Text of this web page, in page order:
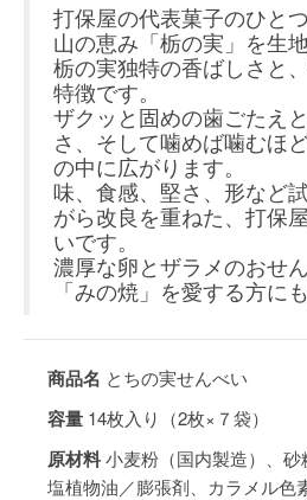
打保屋の代表菓子のひとつ
山の恵み「栃の実」を生
栃の実独特の香ばしさと
特徴です。
ザクッと固めの歯ごたえ
さ、そして噛めば噛むほ
の中に広がります。
味、食感、堅さ、形など
がら改良を重ねた、打保
いです。
濃厚な卵とザラメのおせ
「みの焼」を愛する方に
商品名 とちの実せんべい
容量 14枚入り（2枚×７袋）
原材料小麦粉（国内製造）、
塩植物油／膨張剤、カラメル色